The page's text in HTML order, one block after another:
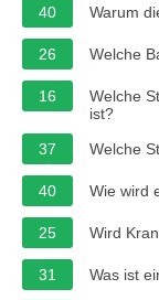
40 Warum
26 Welche
16
Welche
ist?
37
Welche
40 Wie wird
25 Wird
31 Was ist